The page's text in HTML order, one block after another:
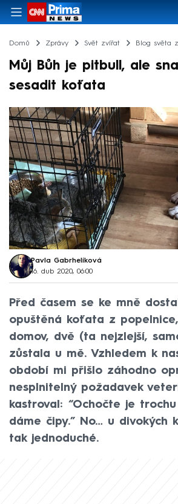
Domů Zprávy Svět zvířat Blog světa
Můj Bůh je pitbull, ale
sesadit koťata
Pavla Gabrhelíková
16. dub 2020, 06:00
Před časem se ke mně
opuštěná koťata z
domov, dvě (ta nejzlejší,
zůstala u mě. Vzhledem k
období mi přišlo záhodno
nesplnitelný požadavek
kastroval: “Ochočte je
dáme čipy.” No… u divokých
tak jednoduché.